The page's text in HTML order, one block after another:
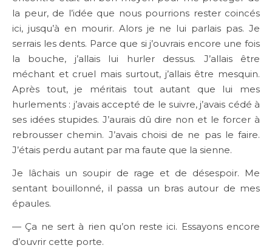
la peur, de l’idée que nous pourrions rester coincés
ici, jusqu’à en mourir. Alors je ne lui parlais pas. Je
serrais les dents. Parce que si j’ouvrais encore une fois
la bouche, j’allais lui hurler dessus. J’allais être
méchant et cruel mais surtout, j’allais être mesquin.
Après tout, je méritais tout autant que lui mes
hurlements : j’avais accepté de le suivre, j’avais cédé à
ses idées stupides. J’aurais dû dire non et le forcer à
rebrousser chemin. J’avais choisi de ne pas le faire.
J’étais perdu autant par ma faute que la sienne.
Je lâchais un soupir de rage et de désespoir. Me
sentant bouillonné, il passa un bras autour de mes
épaules.
— Ça ne sert à rien qu’on reste ici. Essayons encore
d’ouvrir cette porte.